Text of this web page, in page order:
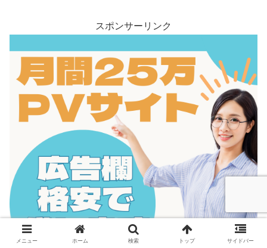
スポンサーリンク
メニュー ホーム 検索 トップ サイドバー